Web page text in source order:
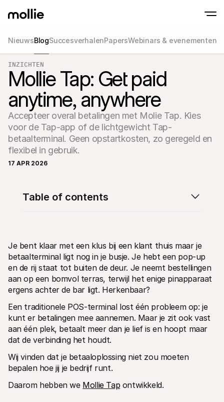
Tap to Pay op iPhone
Accepteer contactloze betalingen op je
Meer weten
Online betalingen
Ontvang en beheer
betalingen
In-person
Ontvang betalingen
en andere apparaten
Checkout
Optimaliseer je
meer conversie
Recurring
Partners
Voor agencies
Technische documentatie
Portaal voor developers
Ontdek documentatie en updates voor developers
Libraries
Integreer Mollie met kant-en-klare pakketten
Discord community
Over Mollie
Prijzen
Bekijk onze tarieven
Over ons
Maak kennis met ons verhaal en
NieuwsBlogSuccesverhalenPapersWebinars & evenementen
INZICHTEN
Mollie Tap: Get paid
anytime, anywhere
Accepteer overal betalingen met Molie Tap. Kies
voor de Tap-app of de lichtgewicht Tap-
betaalterminal. Geen opstartkosten, zo geregeld en
flexibel in gebruik.
17 APR 2026
Je bent klaar met een klus bij een klant thuis maar je
betaalterminal ligt nog in je busje. Je hebt een pop-up
en de rij staat tot buiten de deur. Je neemt bestellingen
aan op een bomvol terras, terwijl het enige pinapparaat
ergens achter de bar ligt. Herkenbaar?
Een traditionele POS-terminal lost één probleem op: je
kunt er betalingen mee aannemen. Maar je zit ook vast
aan één plek, betaalt meer dan je lief is en hoopt maar
dat de verbinding het houdt.
Wij vinden dat je betaaloplossing niet zou moeten
bepalen hoe jij je bedrijf runt.
Daarom hebben we Mollie Tap ontwikkeld.
Table of contents